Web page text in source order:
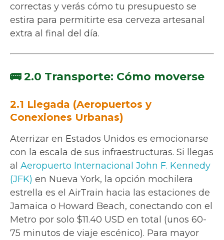
correctas y verás cómo tu presupuesto se
estira para permitirte esa cerveza artesanal
extra al final del día.
🚌 2.0 Transporte: Cómo moverse
2.1 Llegada (Aeropuertos y
Conexiones Urbanas)
Aterrizar en Estados Unidos es emocionarse
con la escala de sus infraestructuras. Si llegas
al Aeropuerto Internacional John F. Kennedy
(JFK) en Nueva York, la opción mochilera
estrella es el AirTrain hacia las estaciones de
Jamaica o Howard Beach, conectando con el
Metro por solo $11.40 USD en total (unos 60-
75 minutos de viaje escénico). Para mayor